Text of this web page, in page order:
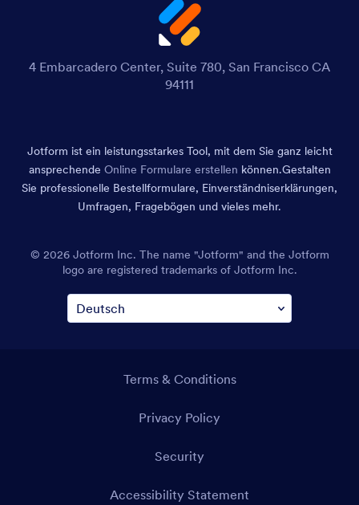
4 Embarcadero Center, Suite 780, San Francisco CA
94111
Jotform ist ein leistungsstarkes Tool, mit dem Sie ganz leicht
ansprechende Online Formulare erstellen können.Gestalten
Sie professionelle Bestellformulare, Einverständniserklärungen,
Umfragen, Fragebögen und vieles mehr.
© 2026 Jotform Inc. The name "Jotform" and the Jotform
logo are registered trademarks of Jotform Inc.
Terms & Conditions
Privacy Policy
Security
Accessibility Statement